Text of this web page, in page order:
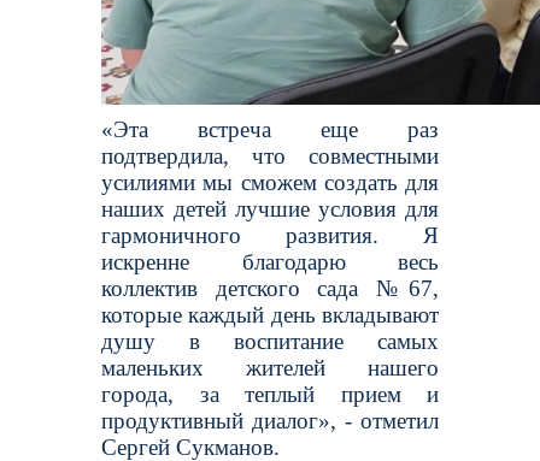
«Эта встреча еще раз
подтвердила, что совместными
усилиями мы сможем создать для
наших детей лучшие условия для
гармоничного развития. Я
искренне благодарю весь
коллектив детского сада №67,
которые каждый день вкладывают
душу в воспитание самых
маленьких жителей нашего
города, за теплый прием и
продуктивный диалог», - отметил
Сергей Сукманов.